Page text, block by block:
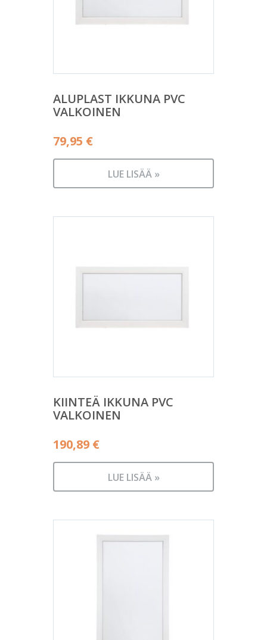
ALUPLAST IKKUNA PVC
VALKOINEN
79,95 €
LUE LISÄÄ »
KIINTEÄ IKKUNA PVC
VALKOINEN
190,89 €
LUE LISÄÄ »